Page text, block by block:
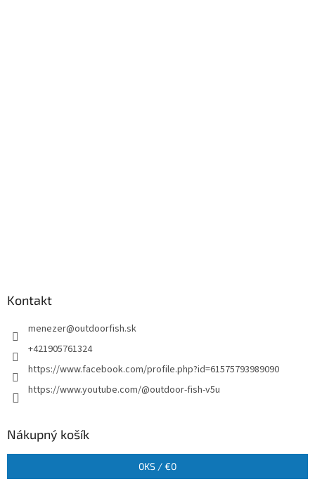
Kontakt
menezer@outdoorfish.sk
+421905761324
https://www.facebook.com/profile.php?id=61575793989090
https://www.youtube.com/@outdoor-fish-v5u
Nákupný košík
0KS /€0